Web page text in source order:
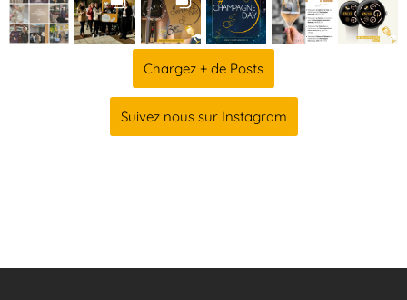
Chargez + de Posts
Suivez nous sur Instagram